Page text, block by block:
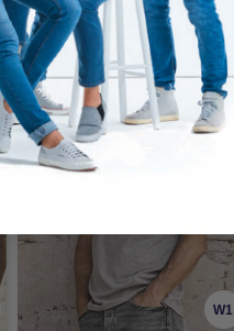
W1